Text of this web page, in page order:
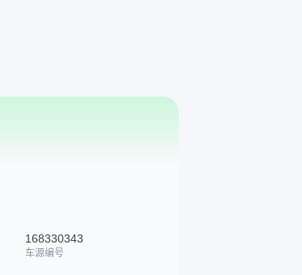
168330343
车源编号